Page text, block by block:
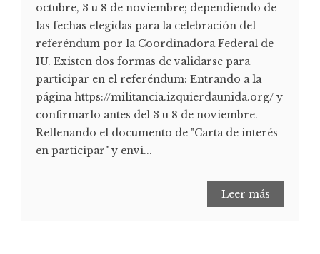
octubre, 3 u 8 de noviembre; dependiendo de
las fechas elegidas para la celebración del
referéndum por la Coordinadora Federal de
IU. Existen dos formas de validarse para
participar en el referéndum: Entrando a la
página https://militancia.izquierdaunida.org/ y
confirmarlo antes del 3 u 8 de noviembre.
Rellenando el documento de "Carta de interés
en participar" y envi...
Leer más